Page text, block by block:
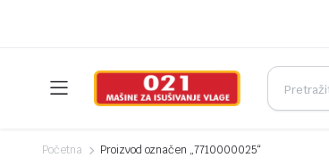
Početna Proizvod označen „7710000025“